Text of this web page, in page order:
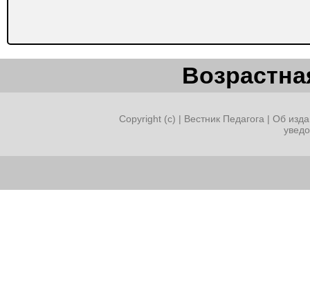
Copyright (c) | Вестник Педагога | Об